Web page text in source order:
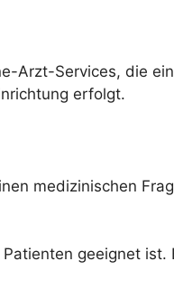
Arzt-Services, die
erfolgt.
medizinischen
geeignet ist.